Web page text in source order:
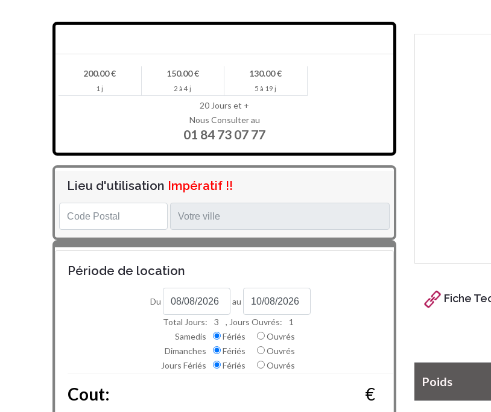
Fiche
Poids
200.00 €
1 j
150.00 €
2 à 4 j
130.00 €
5 à 19 j
20 Jours et +
Nous Consulter au
01 84 73 07 77
Lieu d'utilisation Impératif !!
Période de location
Du au
Total Jours: 3 , Jours Ouvrés:
1
Samedis
Fériés
Ouvrés
Dimanches
Fériés
Ouvrés
Jours Fériés
Fériés Ouvrés
Cout: €